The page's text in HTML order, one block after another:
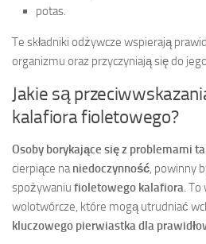
potas.
Te składniki odżywcze wspierają
organizmu oraz przyczyniają się do
Jakie są
kalafiora fioletowego?
Osoby borykające się z problemami
cierpiące naniedoczynność, powinny
spożywaniu fioletowego kalafiora. To
wolotwórcze, które mogą utrudniać
kluczowego pierwiastka dla